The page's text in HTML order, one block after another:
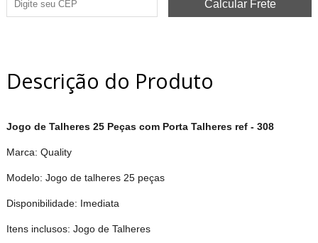
Descrição do Produto
Jogo de Talheres 25 Peças com Porta Talheres ref - 308
Marca: Quality
Modelo: Jogo de talheres 25 peças
Disponibilidade: Imediata
Itens inclusos: Jogo de Talheres